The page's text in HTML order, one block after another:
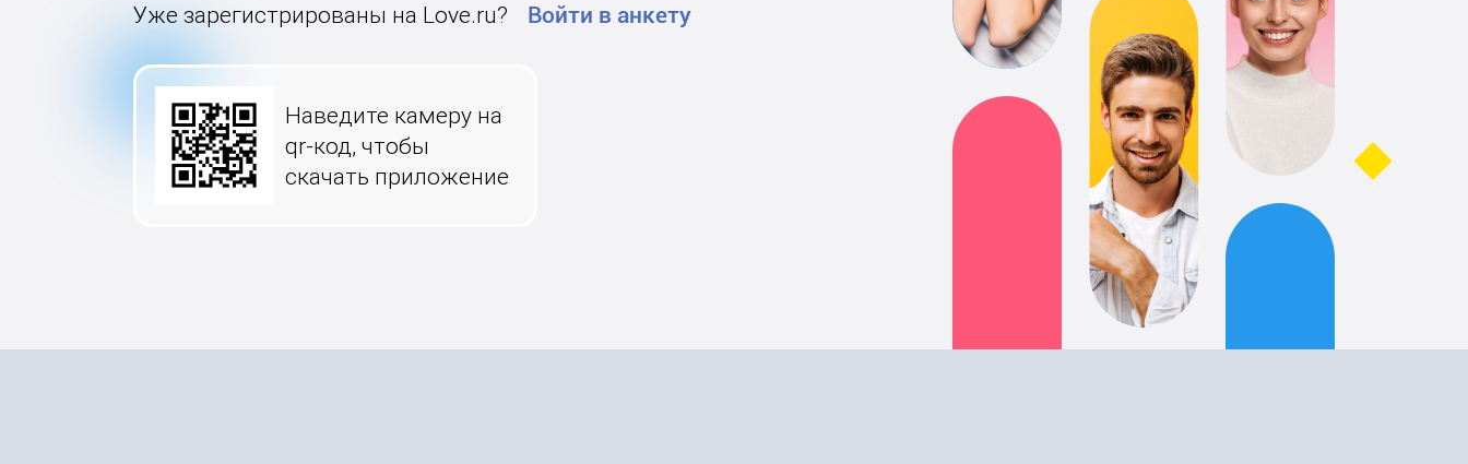
Уже зарегистрированы на Love.ru? Войти в анкету
Наведите камеру на
qr-код, чтобы
скачать приложение